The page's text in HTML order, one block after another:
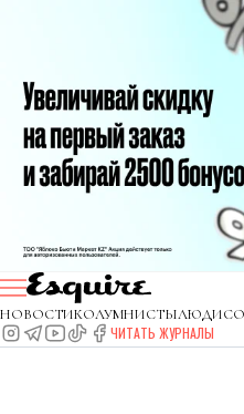
НОВОСТИКОЛУМНИСТЫЛЮДИ
ЧИТАТЬ ЖУРНАЛЫ